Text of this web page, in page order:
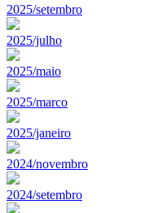
2025/setembro
2025/julho
2025/maio
2025/marco
2025/janeiro
2024/novembro
2024/setembro